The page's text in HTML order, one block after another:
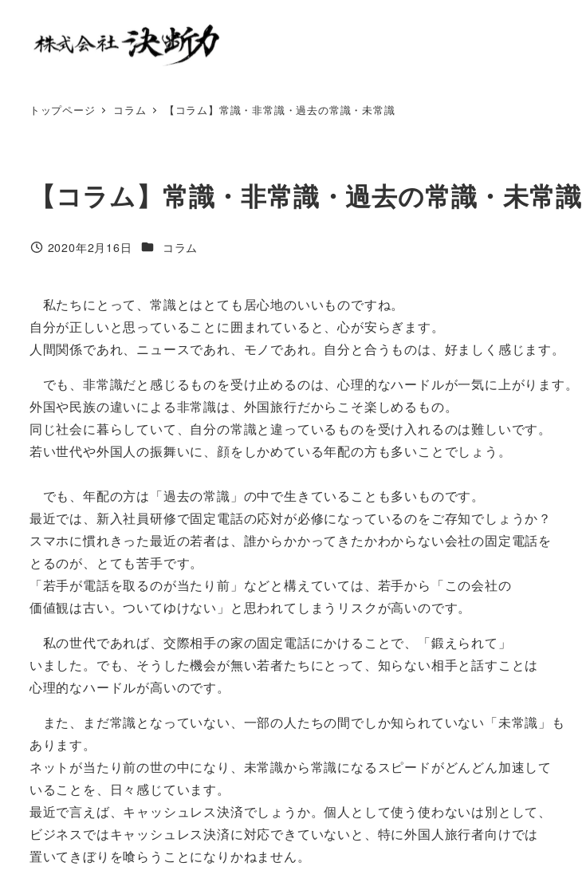
トップページ コラム 【コラム】常識・非常識・過去の常識・未常識
【コラム】常識・非常識・過去の常識・未常識
2020年2月16日 コラム
私たちにとって、常識とはとても居心地のいいものですね。
自分が正しいと思っていることに囲まれていると、心が安らぎます。
人間関係であれ、ニュースであれ、モノであれ。自分と合うものは、好ましく感じます。
でも、非常識だと感じるものを受け止めるのは、心理的なハードルが一気に上がります。
外国や民族の違いによる非常識は、外国旅行だからこそ楽しめるもの。
同じ社会に暮らしていて、自分の常識と違っているものを受け入れるのは難しいです。
若い世代や外国人の振舞いに、顔をしかめている年配の方も多いことでしょう。
でも、年配の方は「過去の常識」の中で生きていることも多いものです。
最近では、新入社員研修で固定電話の応対が必修になっているのをご存知でしょうか？
スマホに慣れきった最近の若者は、誰からかかってきたかわからない会社の固定電話を
とるのが、とても苦手です。
「若手が電話を取るのが当たり前」などと構えていては、若手から「この会社の
価値観は古い。ついてゆけない」と思われてしまうリスクが高いのです。
私の世代であれば、交際相手の家の固定電話にかけることで、「鍛えられて」
いました。でも、そうした機会が無い若者たちにとって、知らない相手と話すことは
心理的なハードルが高いのです。
また、まだ常識となっていない、一部の人たちの間でしか知られていない「未常識」も
あります。
ネットが当たり前の世の中になり、未常識から常識になるスピードがどんどん加速して
いることを、日々感じています。
最近で言えば、キャッシュレス決済でしょうか。個人として使う使わないは別として、
ビジネスではキャッシュレス決済に対応できていないと、特に外国人旅行者向けでは
置いてきぼりを喰らうことになりかねません。